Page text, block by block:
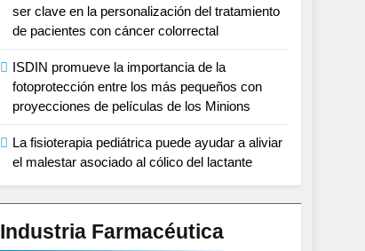
ser clave en la personalización del tratamiento
de pacientes con cáncer colorrectal
ISDIN promueve la importancia de la
fotoprotección entre los más pequeños con
proyecciones de películas de los Minions
La fisioterapia pediátrica puede ayudar a aliviar
el malestar asociado al cólico del lactante
Industria Farmacéutica